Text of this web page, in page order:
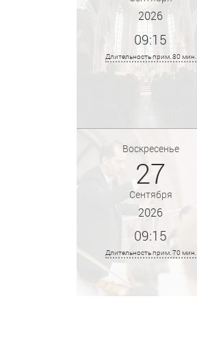
2026
09:15
Длительность прим. 80 мин.
Воскресенье
27
Сентября
2026
09:15
Длительность прим. 70 мин.